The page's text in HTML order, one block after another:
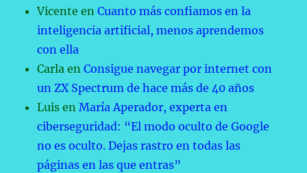
Vicente enCuanto más confiamos en la
inteligencia artificial, menos aprendemos
con ella
Carla enConsigue navegar por internet con
un ZX Spectrum de hace más de 40 años
Luis enMaría Aperador, experta en
ciberseguridad: “El modo oculto de Google
no es oculto. Dejas rastro en todas las
páginas en las que entras”